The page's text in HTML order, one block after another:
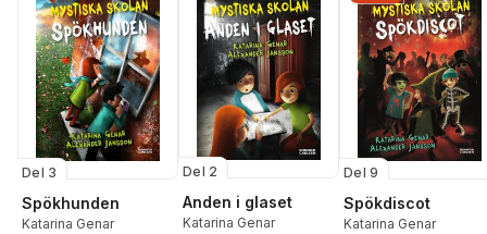
Del 3
Spökhunden
Katarina Genar
Del 2
Anden i glaset
Katarina Genar
Del 9
Spökdiscot
Katarina Genar